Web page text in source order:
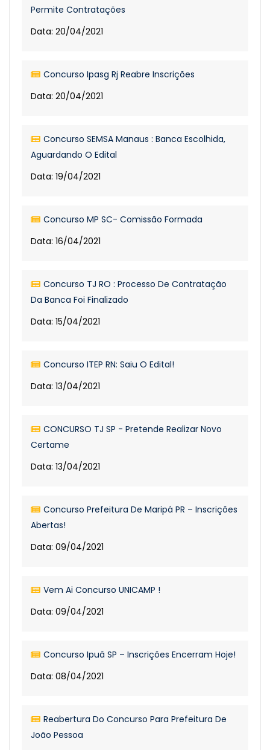
Permite Contratações
Data: 20/04/2021
Concurso Ipasg Rj Reabre Inscrições
Data: 20/04/2021
Concurso SEMSA Manaus : Banca Escolhida,
Aguardando O Edital
Data: 19/04/2021
Concurso MP SC- Comissão Formada
Data: 16/04/2021
Concurso TJ RO : Processo De Contratação
Da Banca Foi Finalizado
Data: 15/04/2021
Concurso ITEP RN: Saiu O Edital!
Data: 13/04/2021
CONCURSO TJ SP - Pretende Realizar Novo
Certame
Data: 13/04/2021
Concurso Prefeitura De Maripá PR – Inscrições
Abertas!
Data: 09/04/2021
Vem Ai Concurso UNICAMP !
Data: 09/04/2021
Concurso Ipuã SP – Inscrições Encerram Hoje!
Data: 08/04/2021
Reabertura Do Concurso Para Prefeitura De
João Pessoa